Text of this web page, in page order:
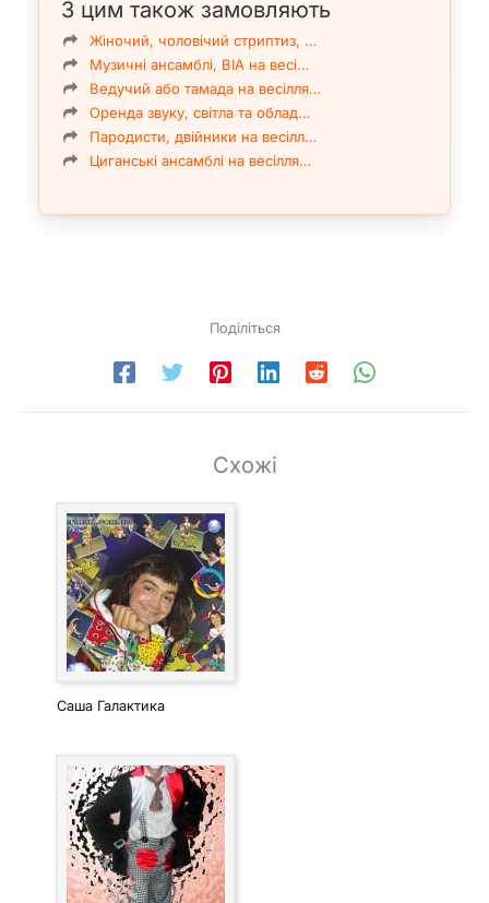
З цим також замовляють
Жіночий, чоловічий стриптиз, …
Музичні ансамблі, ВІА на весі…
Ведучий або тамада на весілля…
Оренда звуку, світла та облад…
Пародисти, двійники на весілл…
Циганські ансамблі на весілля…
Поділіться
Схожі
Саша Галактика